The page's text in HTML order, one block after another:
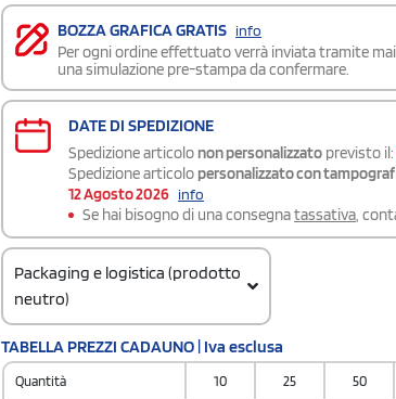
BOZZA GRAFICA GRATIS info
Per ogni ordine effettuato verrà inviata tramite
una simulazione pre-stampa da confermare.
DATE DI SPEDIZIONE
Spedizione articolo non personalizzato previsto il:
Spedizione articolo personalizzato con
12 Agosto 2026 info
Se hai bisogno di una consegnatassativa ,
Packaging e logistica (prodotto
neutro)
9208 1000
Quantità per scatola
TABELLA PREZZI CADAUNO | Iva esclusa
Quantità 10 25 50